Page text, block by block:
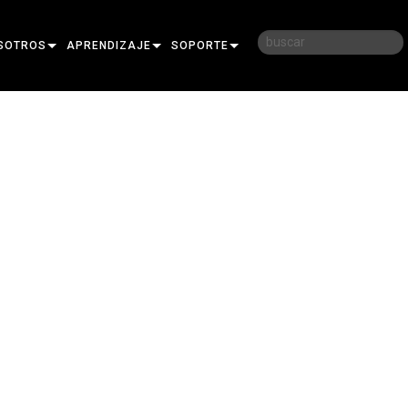
APRENDIZAJE SOPORTE